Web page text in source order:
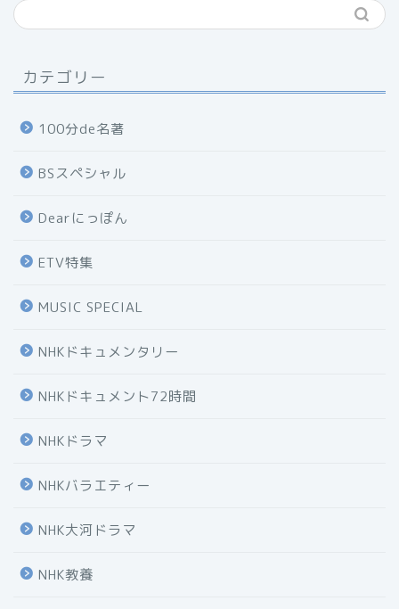
カテゴリー
100分de名著
BSスペシャル
Dearにっぽん
ETV特集
MUSIC SPECIAL
NHKドキュメンタリー
NHKドキュメント72時間
NHKドラマ
NHKバラエティー
NHK大河ドラマ
NHK教養